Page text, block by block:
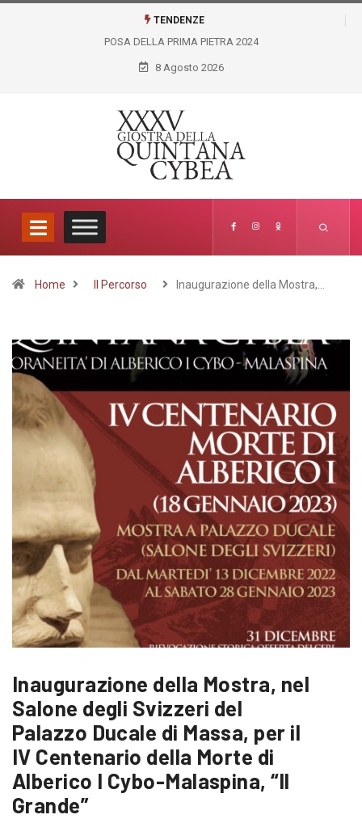
TENDENZE
GIOSTRA VIRTUALE LICEO ARTISTICO FELICE PALMA
8 Agosto 2026
Home Il Percorso Inaugurazione della Mostra,…
Inaugurazione della Mostra, nel
Salone degli Svizzeri del
Palazzo Ducale di Massa, per il
IV Centenario della Morte di
Alberico I Cybo-Malaspina, “Il
Grande”